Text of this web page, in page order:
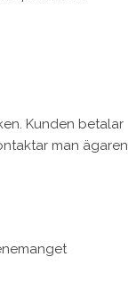
Kunden betalar
man ägaren